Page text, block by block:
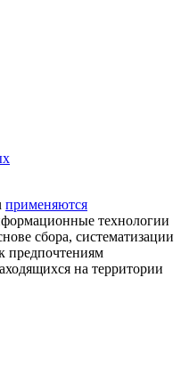
применяются
технологии
сбора, систематизации
предпочтениям
на территории